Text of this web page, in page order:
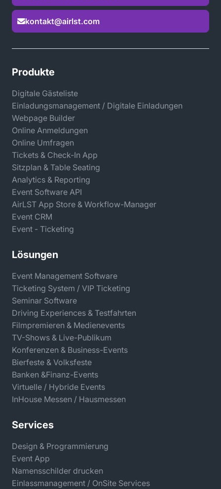
kontakt@airlst.com
Produkte
Digitale Gästeliste
Einladungsmanagement / Digitale Einladungen
Webpage Builder
Online Anmeldungen
Online Umfragen
Tickets & Check-In App
Sitzplan & Table Seating
Analytics & Reporting
Event Software API
AirLST App Store & Workflow-Manager
Event CRM
Event - Ticketing
Lösungen
Event Management Software
Ticketing System / VIP Ticketing
Seminar Software
Driving Experiences & Testfahrten
Filmpremieren & Medienevents
TV-Shows & Live-Publikum
Konferenzen & Business-Events
Bierfeste & Volksfeste
Banken &Finanz-Events
Virtuelle / Hybride Events
InHouse Messen / Hausmessen
Services
Design & Programmierung
Event App
Namensschilder drucken
Einlassmanagement / OnSite Services